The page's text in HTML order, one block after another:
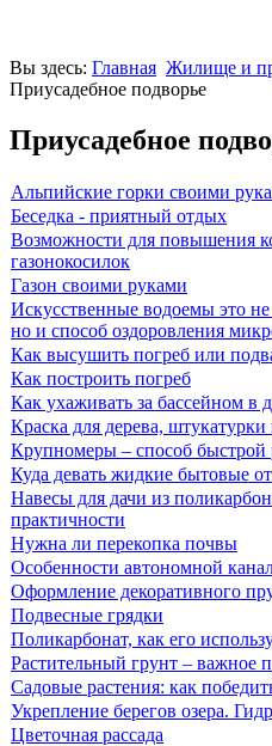
Вы здесь: Главная Жилище и
Приусадебное подворье
Приусадебное
Альпийские горки своими
Беседка - приятный отдых
Возможности для повышения
газонокосилок
Газон своими руками
Искусственные водоемы это
но и способ оздоровления
Как высушить погреб или
Как построить погреб
Как ухаживать за бассейном в
Краска для дерева,
Крупномеры – способ быстрой
Куда девать жидкие бытовые
Навесы для дачи из
практичности
Нужна ли перекопка почвы
Особенности автономной
Оформление декоративного
Подвесные грядки
Поликарбонат, как его
Растительный грунт – важное
Садовые растения: как
Укрепление берегов озера.
Цветочная рассада